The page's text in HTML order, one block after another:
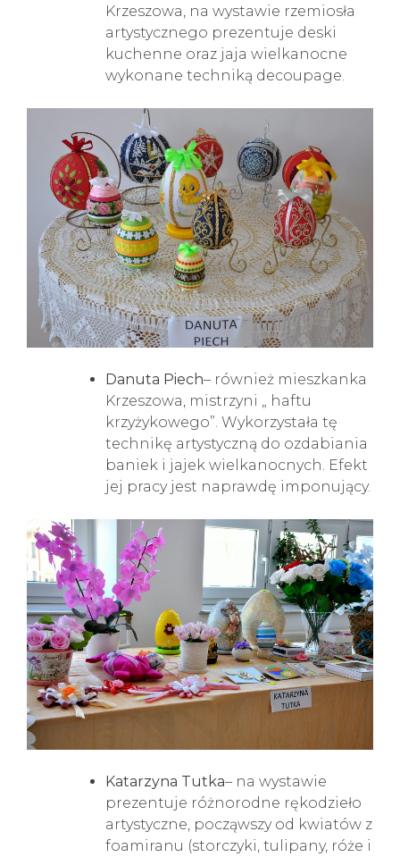
Krzeszowa, na wystawie rzemiosła
artystycznego prezentuje deski
kuchenne oraz jaja wielkanocne
wykonane techniką decoupage.
Danuta Piech– również mieszkanka
Krzeszowa, mistrzyni „ haftu
krzyżykowego”. Wykorzystała tę
technikę artystyczną do ozdabiania
baniek i jajek wielkanocnych. Efekt
jej pracy jest naprawdę imponujący.
Katarzyna Tutka– na wystawie
prezentuje różnorodne rękodzieło
artystyczne, począwszy od kwiatów z
foamiranu (storczyki, tulipany, róże i